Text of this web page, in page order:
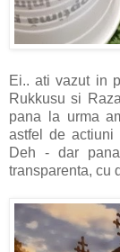
Ei.. ati vazut in
Rukkusu si
pana la urma
astfel de actiuni
Deh - dar
transparenta, cu